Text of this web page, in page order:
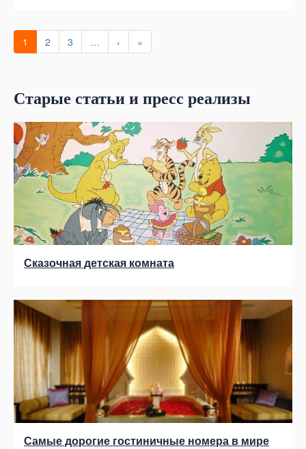
1 2 3 … › »
Старые статьи и пресс реализы
Сказочная детская комната
Самые дорогие гостиничные номера в мире